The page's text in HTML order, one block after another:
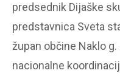
predsednik Dijaške
predstavnica Sveta
župan občine Naklo
nacionalne